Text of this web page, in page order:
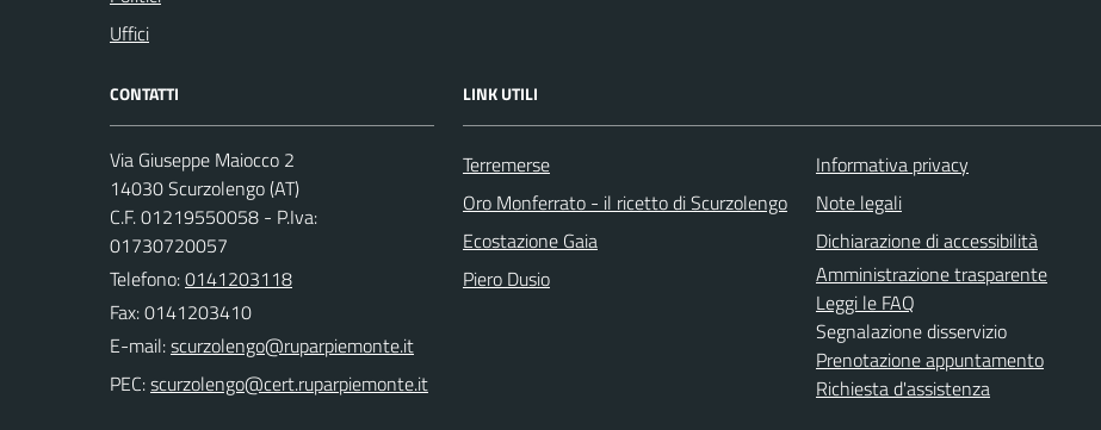
Uffici
CONTATTI
Via Giuseppe Maiocco 2
14030 Scurzolengo (AT)
C.F. 01219550058 - P.Iva:
01730720057
Telefono:0141203118
Fax: 0141203410
E-mail:
PEC:
LINK UTILI
Terremerse
Oro Monferrato - il ricetto di Scurzolengo
Ecostazione Gaia
Piero Dusio
Informativa privacy
Note legali
Dichiarazione di accessibilità
Amministrazione trasparente
Leggi le FAQ
Segnalazione disservizio
Prenotazione appuntamento
Richiesta d'assistenza